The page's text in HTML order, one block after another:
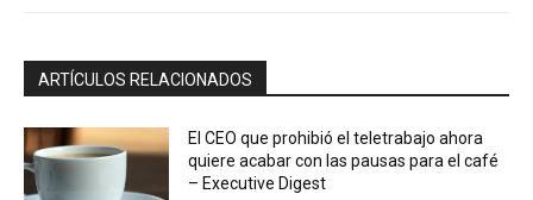
ARTÍCULOS RELACIONADOS
El CEO que prohibió el teletrabajo ahora
quiere acabar con las pausas para el café
– Executive Digest